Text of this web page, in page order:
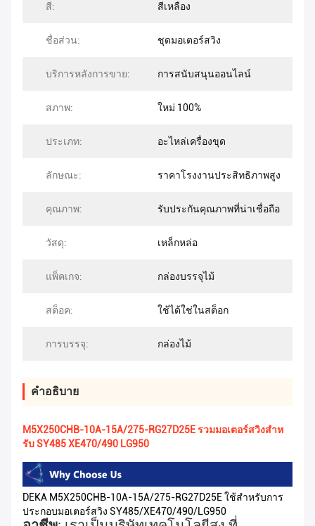
สี: สีเหลือง
ชื่อส่วน: ชุดมอเตอร์สวิง
บริการหลังการขาย: การสนับสนุนออนไลน์
สภาพ: ใหม่ 100%
ประเภท: อะไหล่เครื่องขุด
ลักษณะ: ราคาโรงงานประสิทธิภาพสูง
คุณภาพ: รับประกันคุณภาพที่น่าเชื่อถือ
วัสดุ: เหล็กหล่อ
แพ็คเกจ: กล่องบรรจุไม้
สต็อค: ใช้ได้ใช่ในสต็อก
การบรรจุ: กล่องไม้
คําอธิบาย
M5X250CHB-10A-15A/275-RG27D25E รวมมอเตอร์สวิงสําห
รับ SY485 XE470/490 LG950
DEKA M5X250CHB-10A-15A/275-RG27D25E ใช้สําหรับการ
ประกอบมอเตอร์สวิง SY485/XE470/490/LG950